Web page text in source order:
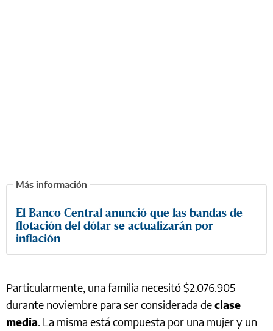
El Banco Central anunció que las bandas de
flotación del dólar se actualizarán por
inflación
Particularmente, una familia necesitó $2.076.905
durante noviembre para ser considerada declase
media. La misma está compuesta por una mujer y un